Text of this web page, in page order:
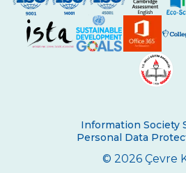
Aysun - Cengiz Bali - Emir
Fülay Dostoğlu - Ayça
Berna Tanaçan -Cana
Erna Belgin - Erna Dila
Filiz Samsa - İpek Samsa
Information Society
Personal Data
© 2026 Çevre